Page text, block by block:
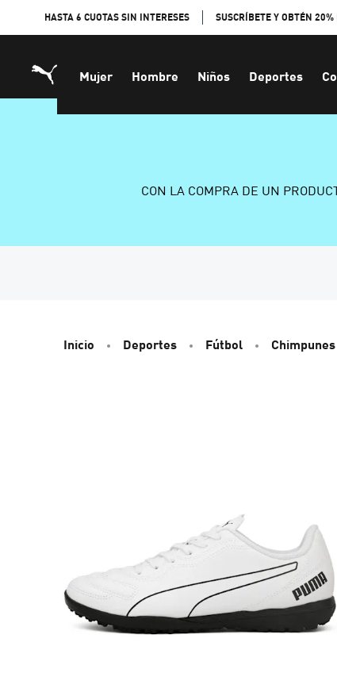
HASTA 6 CUOTAS SIN INTERESES SUSCRÍBETE Y OBTÉN
Mujer Hombre Niños Deportes
CON LA COMPRA DE UN
Inicio Deportes Fútbol Chimpunes